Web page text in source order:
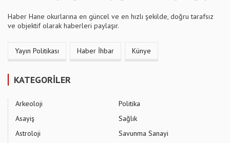
Haber Hane okurlarına en güncel ve en hızlı şekilde, doğru tarafsız
ve objektif olarak haberleri paylaşır.
Yayın Politikası Haber İhbar Künye
KATEGORİLER
Arkeoloji
Asayiş
Astroloji
Politika
Sağlık
Savunma Sanayi